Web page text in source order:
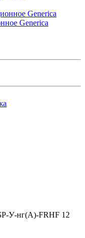
Generica
У-нг(A)-FRHF 12